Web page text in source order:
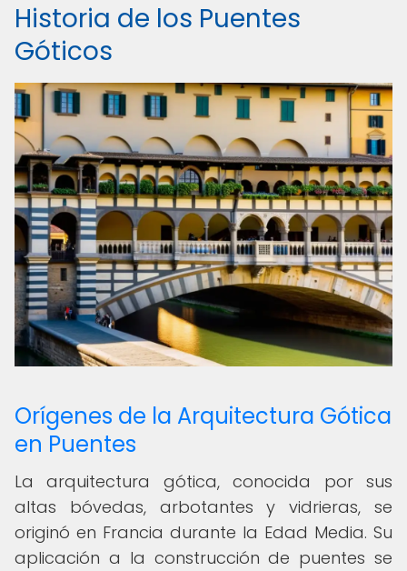
Historia de los Puentes
Góticos
Orígenes de la Arquitectura Gótica
en Puentes
La arquitectura gótica, conocida por sus
altas bóvedas, arbotantes y vidrieras, se
originó en Francia durante la Edad Media. Su
aplicación a la construcción de puentes se